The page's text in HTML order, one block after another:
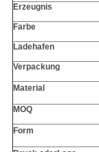
Erzeugnis
Farbe
Ladehafen
Verpackung
Material
MOQ
Form